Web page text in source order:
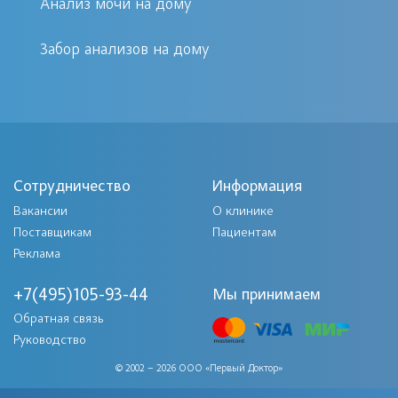
установления параметров текущего
состояния, а если ребенок заболел, и
Диагностические мероприятия
позволяют выявить причины
происходящих патологических
оптимальный вариант наиболее
быстрого восстановления.
Анализ мочи на дому
Забор анализов на дому
Сотрудничество
Вакансии
Поставщикам
Реклама
Информация
О клинике
Пациентам
+7(495)105-93-44
Обратная связь
Руководство
© 2002 – 2026 ООО «Первый Доктор»
Мы принимаем